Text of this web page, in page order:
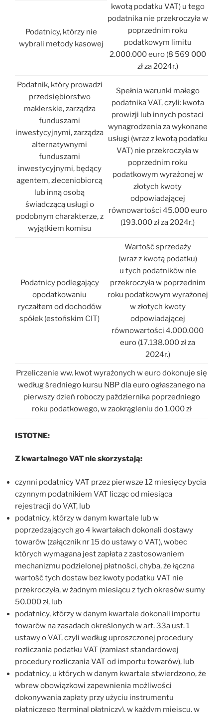
kwotą podatku VAT) u tego
podatnika nie przekroczyła w
poprzednim roku
podatkowym limitu
2.000.000 euro (8 569 000
zł za 2024r.)
Podatnicy, którzy nie
wybrali metody kasowej
Podatnik, który prowadzi
przedsiębiorstwo
maklerskie, zarządza
funduszami
inwestycyjnymi, zarządza
alternatywnymi
funduszami
inwestycyjnymi, będący
agentem, zleceniobiorcą
lub inną osobą
świadczącą usługi o
podobnym charakterze, z
wyjątkiem komisu
Spełnia warunki małego
podatnika VAT, czyli: kwota
prowizji lub innych postaci
wynagrodzenia za wykonane
usługi (wraz z kwotą podatku
VAT) nie przekroczyła w
poprzednim roku
podatkowym wyrażonej w
złotych kwoty
odpowiadającej
równowartości 45.000 euro
(193.000 zł za 2024r.)
Podatnicy podlegający
opodatkowaniu
ryczałtem od dochodów
spółek (estońskim CIT)
Wartość sprzedaży
(wraz z kwotą podatku)
u tych podatników nie
przekroczyła w poprzednim
roku podatkowym wyrażonej
w złotych kwoty
odpowiadającej
równowartości 4.000.000
euro (17.138.000 zł za
2024r.)
Przeliczenie ww. kwot wyrażonych w euro dokonuje się
według średniego kursu NBP dla euro ogłaszanego na
pierwszy dzień roboczy października poprzedniego
roku podatkowego, w zaokrągleniu do 1.000 zł
ISTOTNE:
Z kwartalnego VAT nie skorzystają:
czynni podatnicy VAT przez pierwsze 12 miesięcy bycia
czynnym podatnikiem VAT licząc od miesiąca
rejestracji do VAT, lub
podatnicy, którzy w danym kwartale lub w
poprzedzających go 4 kwartałach dokonali dostawy
towarów (załącznik nr 15 do ustawy o VAT), wobec
których wymagana jest zapłata z zastosowaniem
mechanizmu podzielonej płatności, chyba, że łączna
wartość tych dostaw bez kwoty podatku VAT nie
przekroczyła, w żadnym miesiącu z tych okresów sumy
50.000 zł, lub
podatnicy, którzy w danym kwartale dokonali importu
towarów na zasadach określonych w art. 33a ust. 1
ustawy o VAT, czyli według uproszczonej procedury
rozliczania podatku VAT (zamiast standardowej
procedury rozliczania VAT od importu towarów), lub
podatnicy, u których w danym kwartale stwierdzono, że
wbrew obowiązkowi zapewnienia możliwości
dokonywania zapłaty przy użyciu instrumentu
płatniczego (terminal płatniczy), w każdym miejscu, w